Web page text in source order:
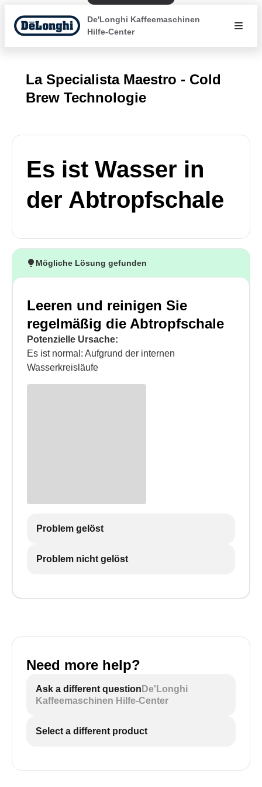
De'Longhi Kaffeemaschinen
Hilfe-Center
La Specialista Maestro - Cold
Brew Technologie
Es ist Wasser in
der Abtropfschale
Mögliche Lösung gefunden
Leeren und reinigen Sie
regelmäßig die Abtropfschale
Potenzielle Ursache:
Es ist normal: Aufgrund der internen
Wasserkreisläufe
Problem gelöst
Problem nicht gelöst
Need more help?
Ask a different question De'Longhi
Kaffeemaschinen Hilfe-Center
Select a different product